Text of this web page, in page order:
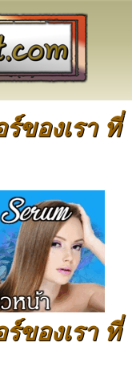
ของเรา ที่
ของเรา ที่